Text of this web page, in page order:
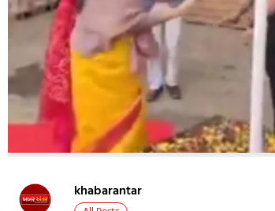
khabarantar